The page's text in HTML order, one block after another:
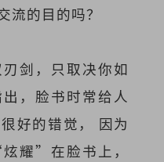
流的目的吗？
剑，只取决你如
，脸书时常给人
好的错觉， 因为
耀”在脸书上，